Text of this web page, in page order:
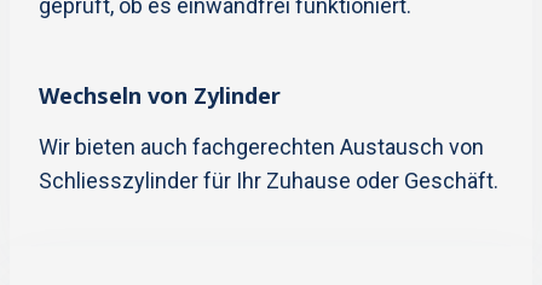
geprüft, ob es einwandfrei funktioniert.
Wechseln von Zylinder
Wir bieten auch fachgerechten Austausch von
Schliesszylinder für Ihr Zuhause oder Geschäft.